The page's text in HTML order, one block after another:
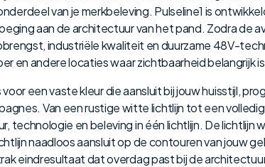
van je merkbeleving. Pulseline1 is
aan de architectuur van het pand. Zodra de
industriële kwaliteit en duurzame 48V-
en andere locaties waar zichtbaarheid belangrijk
een vaste kleur die aansluit bij jouw huisstijl,
Van een rustige witte lichtlijn tot een
technologie en beleving in één lichtlijn. De
naadloos aansluit op de contouren van jouw
eindresultaat dat overdag past bij de